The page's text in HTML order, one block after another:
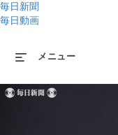
毎日新聞
毎日動画
メニュー